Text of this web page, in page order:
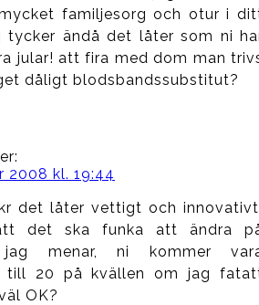
familjesorg och otur i
tycker ändå det låter som ni
jular! att fira med dom man
dåligt blodsbandssubstitut?
2008 kl. 19:44
det låter vettigt och
det ska funka att ändra
jag menar, ni kommer
till 20 på kvällen om jag
OK?